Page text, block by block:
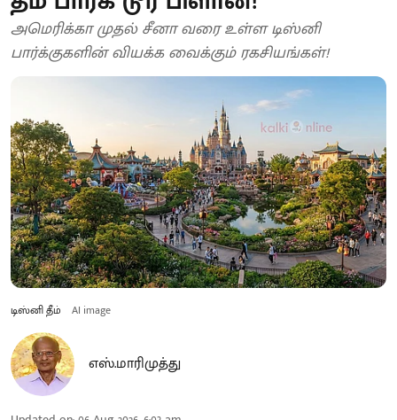
அமெரிக்கா முதல் சீனா வரை உள்ள டிஸ்னி
பார்க்குகளின் வியக்க வைக்கும் ரகசியங்கள்!
டிஸ்னி தீம் AI image
எஸ்.மாரிமுத்து